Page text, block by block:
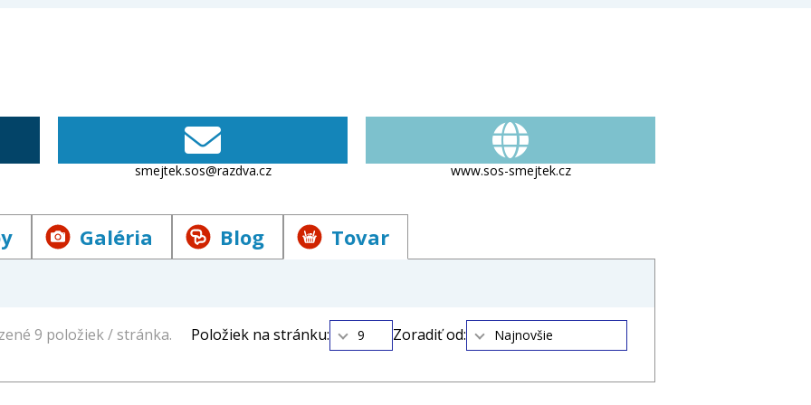
smejtek.sos@razdva.cz www.sos-smejtek.cz
Galéria Blog Tovar
9 položiek / stránka. Položiek na stránku: 9 Zoradiť od: Najnovšie